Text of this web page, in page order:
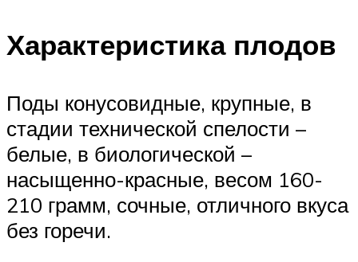
Характеристика плодов
Поды конусовидные, крупные, в
стадии технической спелости –
белые, в биологической –
насыщенно-красные, весом 160-
210 грамм, сочные, отличного вкуса
без горечи.